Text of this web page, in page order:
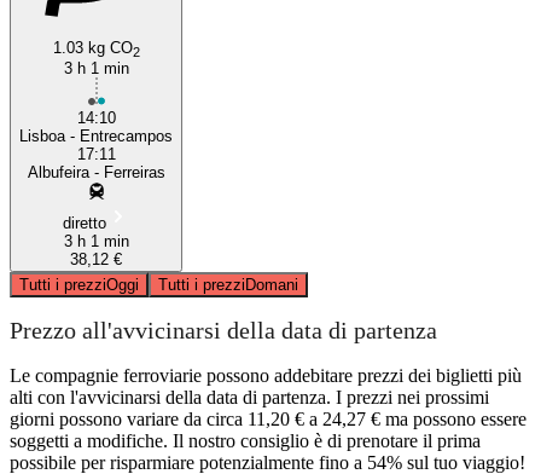
1.03 kg CO2
3 h 1 min
14:10
Lisboa - Entrecampos
17:11
Albufeira - Ferreiras
diretto
3 h 1 min
38,12 €
Tutti i prezziOggi Tutti i prezziDomani
Prezzo all'avvicinarsi della data di partenza
Le compagnie ferroviarie possono addebitare prezzi dei biglietti più
alti con l'avvicinarsi della data di partenza. I prezzi nei prossimi
giorni possono variare da circa 11,20 € a 24,27 € ma possono essere
soggetti a modifiche. Il nostro consiglio è di prenotare il prima
possibile per risparmiare potenzialmente fino a 54% sul tuo viaggio!